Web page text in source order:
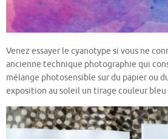
Venez essayer le cyanotype si vous ne
ancienne technique photographie qui
mélange photosensible sur du papier ou
exposition au soleil un tirage couleur bleu